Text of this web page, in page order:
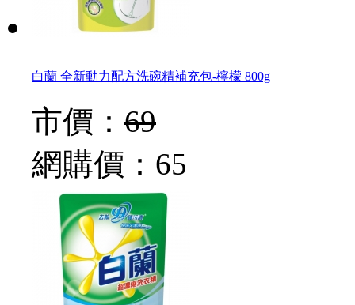
白蘭 全新動力配方洗碗精補充包-檸檬 800g
市價： 69
網購價： 65